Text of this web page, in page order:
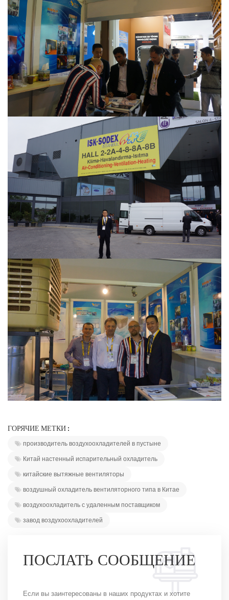
ГОРЯЧИЕ МЕТКИ :
производитель воздухоохладителей в пустыне
Китай настенный испарительный охладитель
китайские вытяжные вентиляторы
воздушный охладитель вентиляторного типа в Китае
воздухоохладитель с удаленным поставщиком
завод воздухоохладителей
ПОСЛАТЬ СООБЩЕНИЕ
Если вы заинтересованы в наших продуктах и ​​хотите